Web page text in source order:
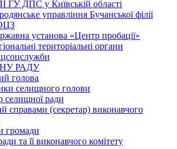
ГУ ДПС у Київській області
управління Бучанської філії
установа «Центр пробації»
територіальні органи
РАДУ
голова
селищного голови
селищної ради
справами (секретар) виконавчого
громади
та її виконавчого комітету